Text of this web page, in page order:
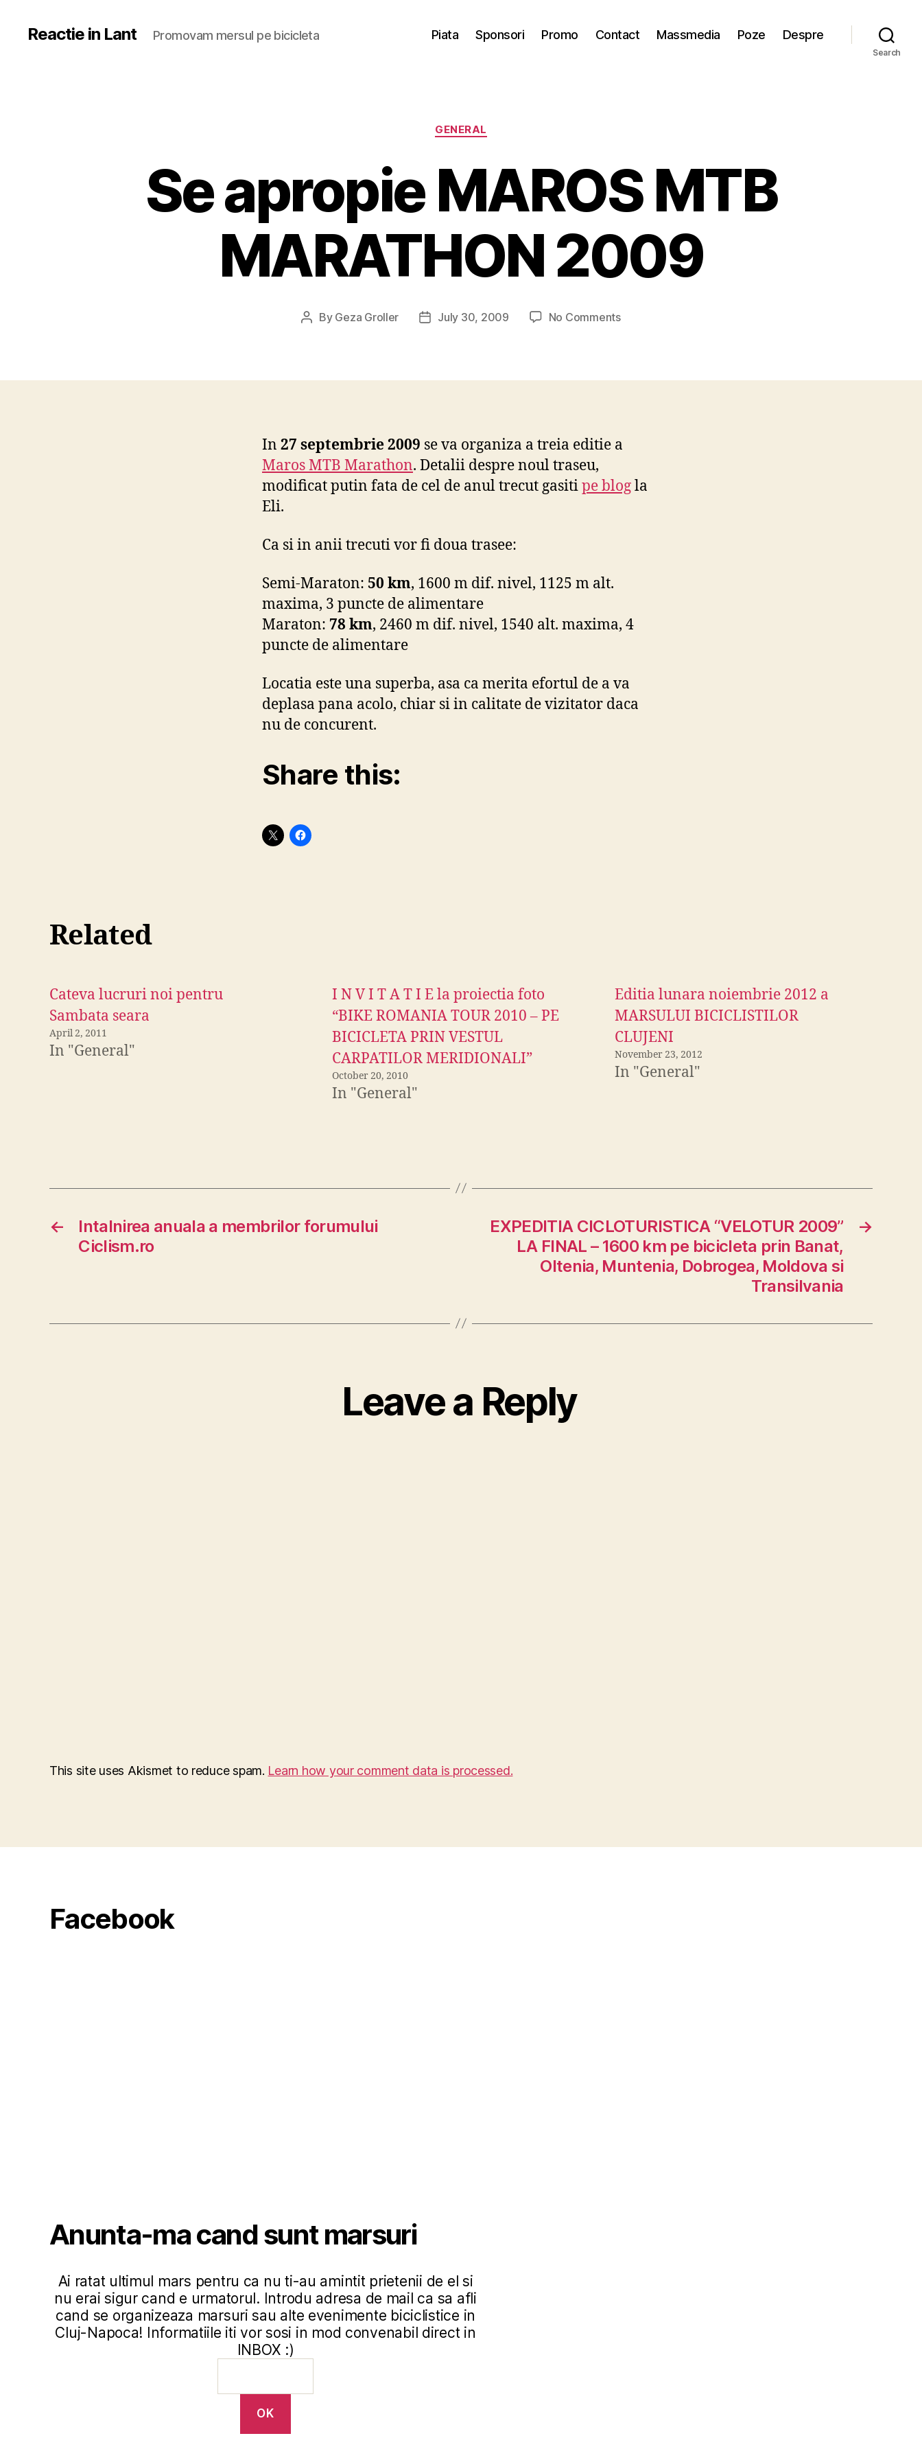
Reactie in Lant Promovam mersul pe bicicleta Piata Sponsori Promo Contact Massmedia Poze Despre
Search
Categories
GENERAL
Se apropie MAROS MTB
MARATHON 2009
Post
By Geza Groller
PostJuly 30, 2009 No Commentson
MTB
In 27 septembrie 2009 se va organiza a treia editie a
Maros MTB Marathon. Detalii despre noul traseu,
modificat putin fata de cel de anul trecut gasitipe blogla
Eli.
Ca si in anii trecuti vor fi doua trasee:
Semi-Maraton: 50 km, 1600 m dif. nivel, 1125 m alt.
maxima, 3 puncte de alimentare
Maraton: 78 km, 2460 m dif. nivel, 1540 alt. maxima, 4
puncte de alimentare
Locatia este una superba, asa ca merita efortul de a va
deplasa pana acolo, chiar si in calitate de vizitator daca
nu de concurent.
Share this:
Related
Cateva lucruri noi pentru
Sambata seara
April 2, 2011
In "General"
I N V I T A T I E la proiectia foto
“BIKE ROMANIA TOUR 2010 – PE
BICICLETA PRIN VESTUL
CARPATILOR MERIDIONALI”
October 20, 2010
In "General"
Editia lunara noiembrie 2012 a
MARSULUI BICICLISTILOR
CLUJENI
November 23, 2012
In "General"
←
Intalnirea anuala a membrilor forumului
Ciclism.ro
→
EXPEDITIA CICLOTURISTICA “VELOTUR 2009”
LA FINAL – 1600 km pe bicicleta prin Banat,
Oltenia, Muntenia, Dobrogea, Moldova si
Transilvania
Leave a Reply
This site uses Akismet to reduce spam. Learn how your comment data is processed.
Facebook
Anunta-ma cand sunt marsuri
Ai ratat ultimul mars pentru ca nu ti-au amintit prietenii de el si
nu erai sigur cand e urmatorul. Introdu adresa de mail ca sa afli
cand se organizeaza marsuri sau alte evenimente biciclistice in
Cluj-Napoca! Informatiile iti vor sosi in mod convenabil direct in
INBOX :)